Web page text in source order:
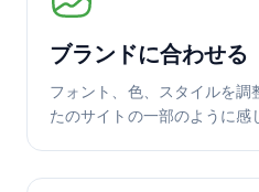
ブランドに合わせる
フォント、色、スタイルを調
たのサイトの一部のように感